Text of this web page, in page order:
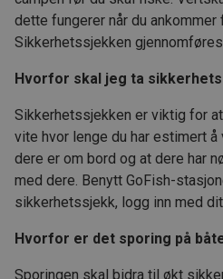
dette fungerer når du ankommer
Sikkerhetssjekken
Hvorfor skal jeg ta
Sikkerhetssjekken er viktig for
vite hvor lenge du har estimert
dere er om bord og at dere har
med dere. Benytt GoFish-
sikkerhetssjekk, logg inn med
Hvorfor er det sporing på
Sporingen skal bidra til økt